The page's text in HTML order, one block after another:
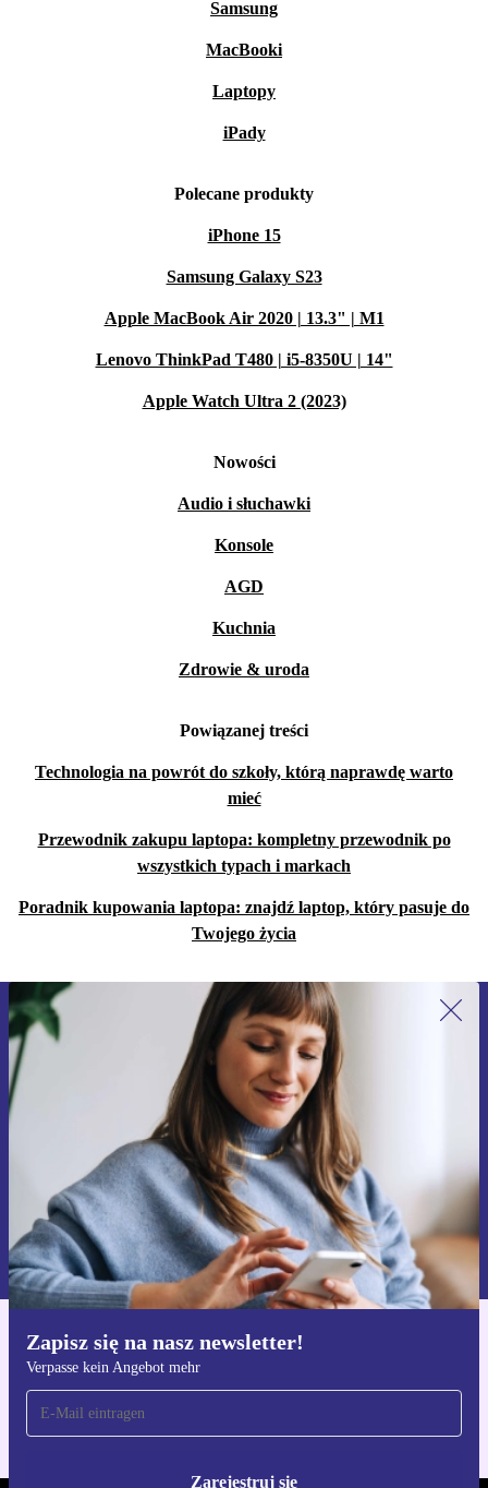
Samsung
MacBooki
Laptopy
iPady
Polecane produkty
iPhone 15
Samsung Galaxy S23
Apple MacBook Air 2020 | 13.3" | M1
Lenovo ThinkPad T480 | i5-8350U | 14"
Apple Watch Ultra 2 (2023)
Nowości
Audio i słuchawki
Konsole
AGD
Kuchnia
Zdrowie & uroda
Powiązanej treści
Technologia na powrót do szkoły, którą naprawdę warto
mieć
Przewodnik zakupu laptopa: kompletny przewodnik po
wszystkich typach i markach
Poradnik kupowania laptopa: znajdź laptop, który pasuje do
Twojego życia
Zapisz się na nasz newsletter!
Verpasse kein Angebot mehr
Zarejestruj się
Zapisz się na nasz newsletter!
Nie przegap żadnej oferty.
Zarejestruj się
Informacje na temat używania danych osobowych znajdują się w
naszej
Polityce prywatności
Pobierz aplikację refurbed
Dla iOS i Android